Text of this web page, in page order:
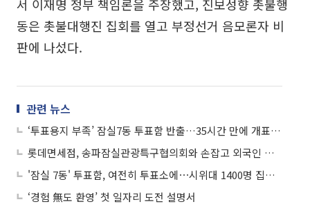
서 이재명 정부 책임론을 주장했고, 진보성향 촛불행
동은 촛불대행진 집회를 열고 부정선거 음모론자 비
판에 나섰다.
관련 뉴스
‘투표용지 부족’ 잠실7동 투표함 반출…35시간 만에 개표 재개
롯데면세점, 송파잠실관광특구협의회와 손잡고 외국인 관광객 유치 강화
'잠실 7동' 투표함, 여전히 투표소에⋯시위대 1400명 집결에 갈곳 잃은 투표
‘경험 無도 환영’ 첫 일자리 도전 설명서